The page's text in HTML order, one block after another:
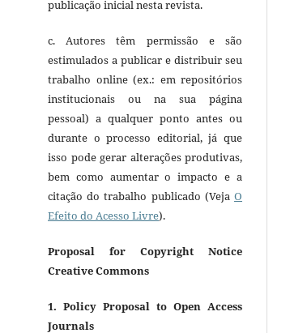
publicação inicial nesta revista.
c. Autores têm permissão e são
estimulados a publicar e distribuir seu
trabalho online (ex.: em repositórios
institucionais ou na sua página
pessoal) a qualquer ponto antes ou
durante o processo editorial, já que
isso pode gerar alterações produtivas,
bem como aumentar o impacto e a
citação do trabalho publicado (Veja O
Efeito do Acesso Livre).
Proposal for Copyright Notice
Creative Commons
1. Policy Proposal to Open Access
Journals